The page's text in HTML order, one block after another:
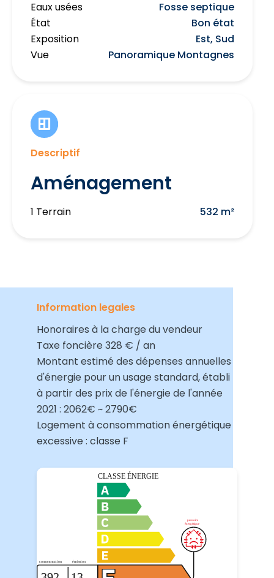
Eaux usées
Fosse septique
État
Bon état
Exposition
Est, Sud
Vue
Panoramique Montagnes
Descriptif
Aménagement
1 Terrain 532 m²
Information legales
Honoraires à la charge du vendeur
Taxe foncière 328 € / an
Montant estimé des dépenses annuelles
d'énergie pour un usage standard, établi
à partir des prix de l'énergie de l'année
2021 : 2062€ ~ 2790€
Logement à consommation énergétique
excessive : classe F